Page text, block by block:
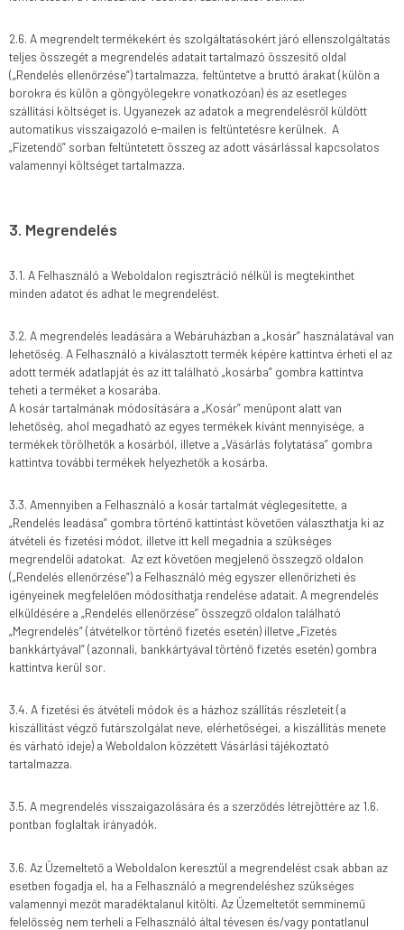
2.6. A megrendelt termékekért és szolgáltatásokért járó ellenszolgáltatás
teljes összegét a megrendelés adatait tartalmazó összesítő oldal
(„Rendelés ellenőrzése”) tartalmazza, feltüntetve a bruttó árakat (külön a
borokra és külön a göngyölegekre vonatkozóan) és az esetleges
szállítási költséget is. Ugyanezek az adatok a megrendelésről küldött
automatikus visszaigazoló e-mailen is feltüntetésre kerülnek. A
„Fizetendő” sorban feltüntetett összeg az adott vásárlással kapcsolatos
valamennyi költséget tartalmazza.
3. Megrendelés
3.1. A Felhasználó a Weboldalon regisztráció nélkül is megtekinthet
minden adatot és adhat le megrendelést.
3.2. A megrendelés leadására a Webáruházban a „kosár” használatával van
lehetőség. A Felhasználó a kiválasztott termék képére kattintva érheti el az
adott termék adatlapját és az itt található „kosárba” gombra kattintva
teheti a terméket a kosarába.
A kosár tartalmának módosítására a „Kosár” menüpont alatt van
lehetőség, ahol megadható az egyes termékek kívánt mennyisége, a
termékek törölhetők a kosárból, illetve a „Vásárlás folytatása” gombra
kattintva további termékek helyezhetők a kosárba.
3.3. Amennyiben a Felhasználó a kosár tartalmát véglegesítette, a
„Rendelés leadása” gombra történő kattintást követően választhatja ki az
átvételi és fizetési módot, illetve itt kell megadnia a szükséges
megrendelői adatokat. Az ezt követően megjelenő összegző oldalon
(„Rendelés ellenőrzése”) a Felhasználó még egyszer ellenőrizheti és
igényeinek megfelelően módosíthatja rendelése adatait. A megrendelés
elküldésére a „Rendelés ellenőrzése” összegző oldalon található
„Megrendelés” (átvételkor történő fizetés esetén) illetve „Fizetés
bankkártyával” (azonnali, bankkártyával történő fizetés esetén) gombra
kattintva kerül sor.
3.4. A fizetési és átvételi módok és a házhoz szállítás részleteit (a
kiszállítást végző futárszolgálat neve, elérhetőségei, a kiszállítás menete
és várható ideje) a Weboldalon közzétett Vásárlási tájékoztató
tartalmazza.
3.5. A megrendelés visszaigazolására és a szerződés létrejöttére az 1.6.
pontban foglaltak irányadók.
3.6. Az Üzemeltető a Weboldalon keresztül a megrendelést csak abban az
esetben fogadja el, ha a Felhasználó a megrendeléshez szükséges
valamennyi mezőt maradéktalanul kitölti. Az Üzemeltetőt semminemű
felelősség nem terheli a Felhasználó által tévesen és/vagy pontatlanul